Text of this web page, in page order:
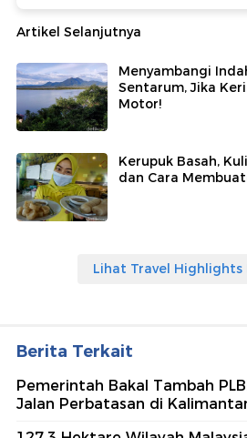
Artikel Selanjutnya
Menyambangi
Sentarum, Jika
Motor!
Kerupuk Basah,
dan Cara
Lihat Travel Highlights
Berita Terkait
Pemerintah Bakal Tambah
Jalan Perbatasan di